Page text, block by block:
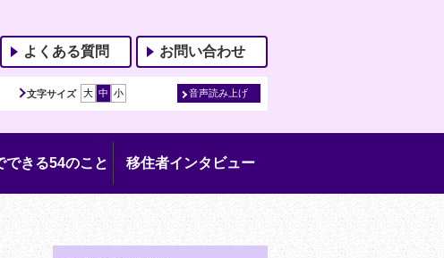
よくある質問 お問い合わせ
文字サイズ 大 中 小 音声読み上げ
できる54のこと 移住者インタビュー